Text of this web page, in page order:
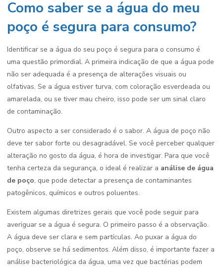
Como saber se a água do meu
poço é segura para consumo?
Identificar se a água do seu poço é segura para o consumo é
uma questão primordial. A primeira indicação de que a água pode
não ser adequada é a presença de alterações visuais ou
olfativas. Se a água estiver turva, com coloração esverdeada ou
amarelada, ou se tiver mau cheiro, isso pode ser um sinal claro
de contaminação.
Outro aspecto a ser considerado é o sabor. A água de poço não
deve ter sabor forte ou desagradável. Se você perceber qualquer
alteração no gosto da água, é hora de investigar. Para que você
tenha certeza da segurança, o ideal é realizar a análise de água
de poço, que pode detectar a presença de contaminantes
patogênicos, químicos e outros poluentes.
Existem algumas diretrizes gerais que você pode seguir para
averiguar se a água é segura. O primeiro passo é a observação.
A água deve ser clara e sem partículas. Ao puxar a água do
poço, observe se há sedimentos. Além disso, é importante fazer a
análise bacteriológica da água, uma vez que bactérias podem